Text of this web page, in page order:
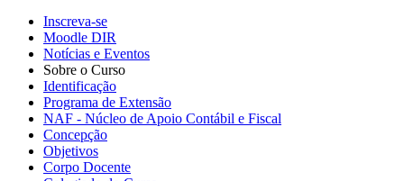
Inscreva-se
Moodle DIR
Notícias e Eventos
Sobre o Curso
Identificação
Programa de Extensão
NAF - Núcleo de Apoio Contábil e Fiscal
Concepção
Objetivos
Corpo Docente